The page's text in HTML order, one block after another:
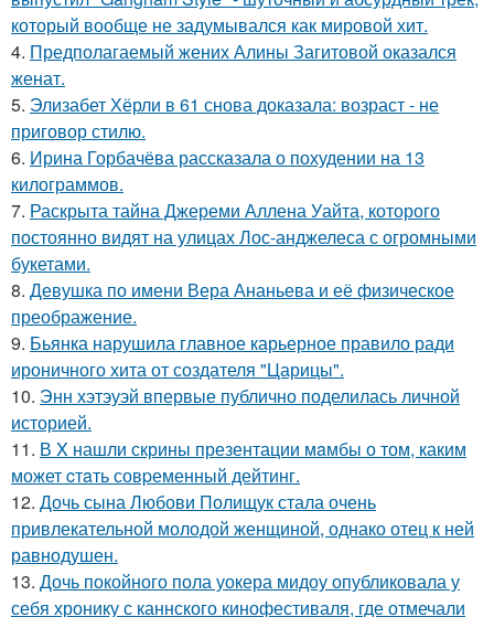
который вообще не задумывался как мировой хит.
4. Предполагаемый жених Алины Загитовой оказался
женат.
5. Элизабет Хёрли в 61 снова доказала: возраст - не
приговор стилю.
6. Ирина Горбачёва рассказала о похудении на 13
килограммов.
7. Раскрыта тайна Джереми Аллена Уайта, которого
постоянно видят на улицах Лос-анджелеса с огромными
букетами.
8. Девушка по имени Вера Ананьева и её физическое
преображение.
9. Бьянка нарушила главное карьерное правило ради
ироничного хита от создателя "Царицы".
10. Энн хэтэуэй впервые публично поделилась личной
историей.
11. В X нашли скрины презентации мaмбы о том, каким
может cтaть совpеменный дейтинг.
12. Дочь сына Любови Полищук стала очень
привлекательной молодой женщиной, однако отец к ней
равнодушен.
13. Дочь покойного пола уокера мидоу опубликовала у
себя хронику с каннского кинофестиваля, где отмечали